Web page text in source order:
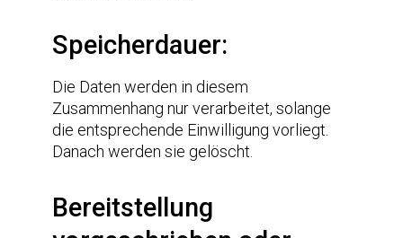
Speicherdauer:
Die Daten werden in diesem
Zusammenhang nur verarbeitet, solange
die entsprechende Einwilligung vorliegt.
Danach werden sie gelöscht.
Bereitstellung